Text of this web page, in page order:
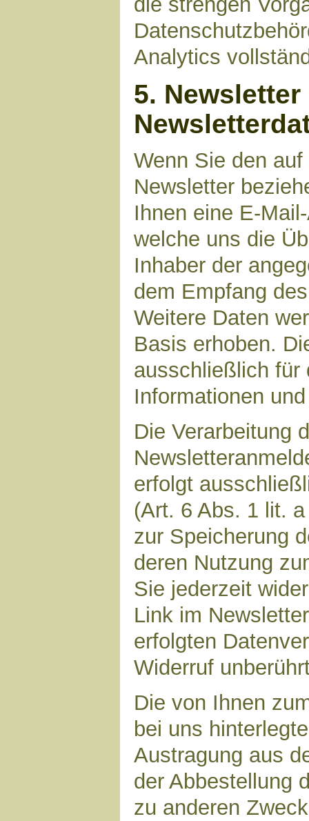
Analytics
5. Newsletter
Wenn Sie den
Newsletter
Ihnen eine E-
welche uns die
Inhaber der
dem Empfang
Weitere Daten
Basis erhoben.
ausschließlich für
Informationen
Die Verarbeitung
erfolgt
(Art. 6 Abs. 1 lit.
zur Speicherung
deren Nutzung
Sie jederzeit
Link im
erfolgten
Widerruf
Die von Ihnen
bei uns
Austragung aus
der Abbestellung
zu anderen